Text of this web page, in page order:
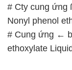
# Cty cung ứng
Nonyl phenol
# Cung ứng ←
ethoxylate